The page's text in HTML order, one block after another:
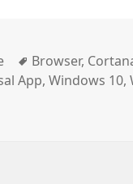
Schlagwörter
Browser,
App,Windows 10,
10: Diese